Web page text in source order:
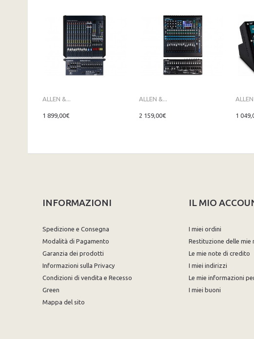
ALLEN &...
1 899,00€
ALLEN &...
2 159,00€
ALLEN
1
INFORMAZIONI
Spedizione e Consegna
Modalità di Pagamento
Garanzia dei prodotti
Informazioni sulla Privacy
Condizioni di vendita e Recesso
Green
Mappa del sito
IL MIO
I miei ordini
Restituzione delle mie
Le mie note di credito
I miei indirizzi
Le mie informazioni
I miei buoni